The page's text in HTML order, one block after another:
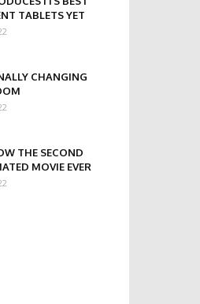
TABLETS YET
CHANGING
THE SECOND
MOVIE EVER